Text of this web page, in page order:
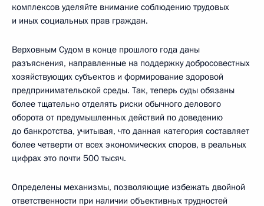
комплексов уделяйте внимание соблюдению трудовых
и иных социальных прав граждан.
Верховным Судом в конце прошлого года даны
разъяснения, направленные на поддержку добросовестных
хозяйствующих субъектов и формирование здоровой
предпринимательской среды. Так, теперь суды обязаны
более тщательно отделять риски обычного делового
оборота от предумышленных действий по доведению
до банкротства, учитывая, что данная категория составляет
более четверти от всех экономических споров, в реальных
цифрах это почти 500 тысяч.
Определены механизмы, позволяющие избежать двойной
ответственности при наличии объективных трудностей